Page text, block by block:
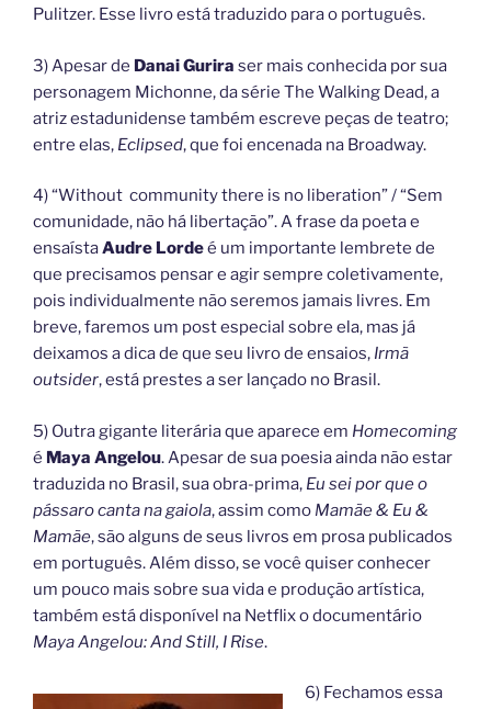
Pulitzer. Esse livro está traduzido para o português.
3) Apesar de Danai Gurira ser mais conhecida por sua
personagem Michonne, da série The Walking Dead, a
atriz estadunidense também escreve peças de teatro;
entre elas, Eclipsed, que foi encenada na Broadway.
4) “Without community there is no liberation” / “Sem
comunidade, não há libertação”. A frase da poeta e
ensaístaAudre Lordeé um importante lembrete de
que precisamos pensar e agir sempre coletivamente,
pois individualmente não seremos jamais livres. Em
breve, faremos um post especial sobre ela, mas já
deixamos a dica de que seu livro de ensaios, Irmã
outsider, está prestes a ser lançado no Brasil.
5) Outra gigante literária que aparece em Homecoming
é Maya Angelou. Apesar de sua poesia ainda não estar
traduzida no Brasil, sua obra-prima, Eu sei por que o
pássaro canta na gaiola, assim como Mamãe & Eu &
Mamãe, são alguns de seus livros em prosa publicados
em português. Além disso, se você quiser conhecer
um pouco mais sobre sua vida e produção artística,
também está disponível na Netflix o documentário
Maya Angelou: And Still, I Rise.
6) Fechamos essa